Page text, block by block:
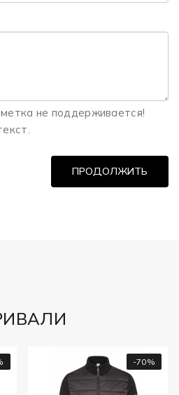
не поддерживается!
ПРОДОЛЖИТЬ
-70%